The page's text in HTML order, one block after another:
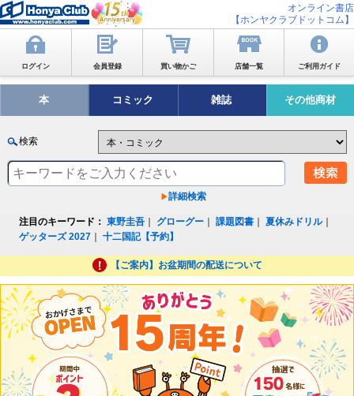
オンライン書店
【ホンヤクラブドットコム】
ログイン 会員登録 買い物かご 店舗一覧 ご利用ガイド
本 コミック 雑誌 その他商材
検索
詳細検索
注目のキーワード： 東野圭吾 グローグー ｜課題図書 ｜夏休みドリル｜
ゲッターズ 2027 ｜十二国記【予約】
【ご案内】お盆期間の配送について